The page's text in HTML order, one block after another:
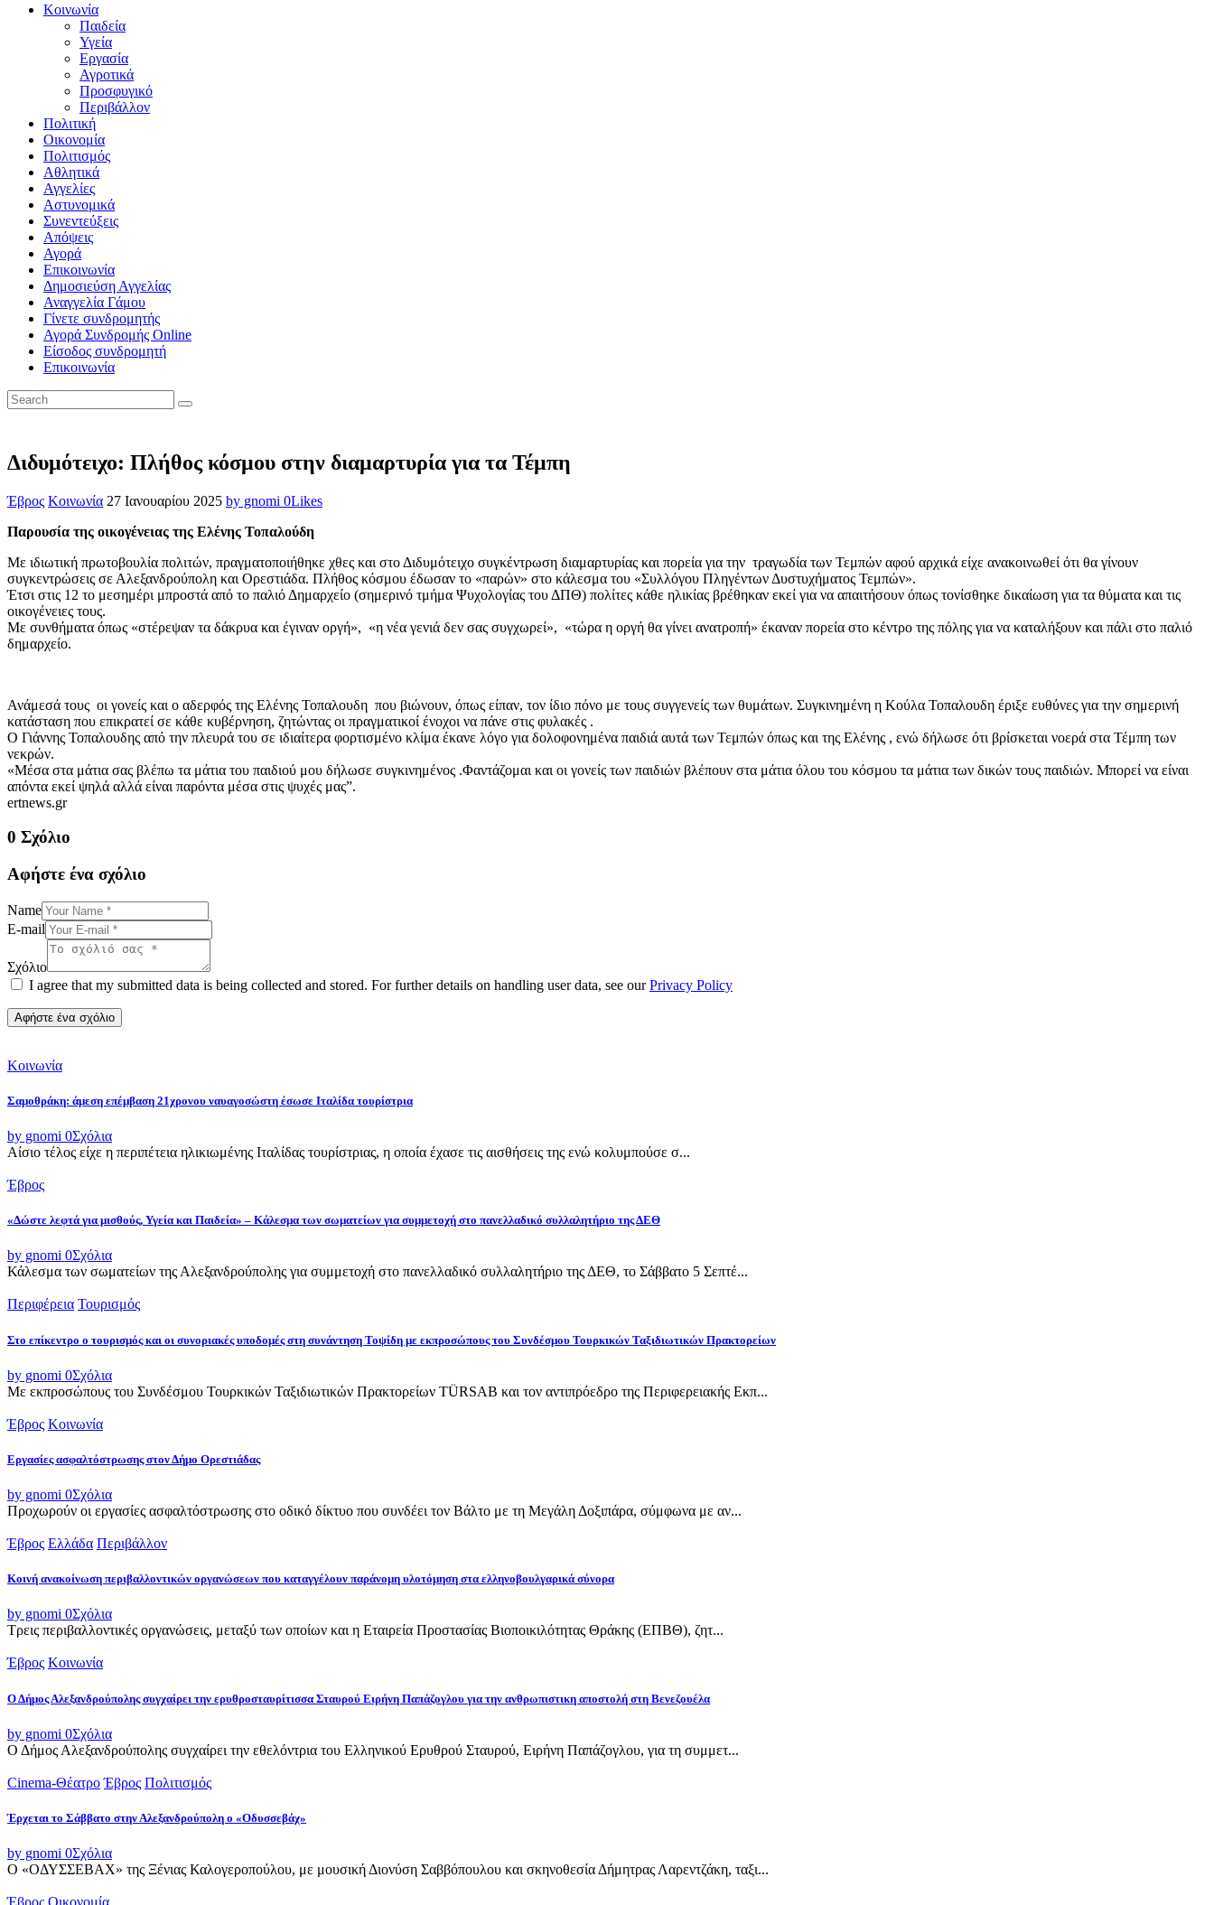
Κοινωνία
Παιδεία
Υγεία
Εργασία
Αγροτικά
Προσφυγικό
Περιβάλλον
Πολιτική
Οικονομία
Πολιτισμός
Αθλητικά
Αγγελίες
Αστυνομικά
Συνεντεύξεις
Απόψεις
Αγορά
Επικοινωνία
Δημοσιεύση Αγγελίας
Αναγγελία Γάμου
Γίνετε συνδρομητής
Αγορά Συνδρομής Online
Είσοδος συνδρομητή
Επικοινωνία
Διδυμότειχο: Πλήθος κόσμου στην διαμαρτυρία για τα Τέμπη
Έβρος Κοινωνία 27 Ιανουαρίου 2025 by gnomi 0Likes
Παρουσία της οικογένειας της Ελένης Τοπαλούδη
Με ιδιωτική πρωτοβουλία πολιτών, πραγματοποιήθηκε χθες και στο Διδυμότειχο συγκέντρωση διαμαρτυρίας και πορεία για την τραγωδία των Τεμπών αφού αρχικά είχε ανακοινωθεί ότι θα γίνουν
συγκεντρώσεις σε Αλεξανδρούπολη και Ορεστιάδα. Πλήθος κόσμου έδωσαν το «παρών» στο κάλεσμα του «Συλλόγου Πληγέντων Δυστυχήματος Τεμπών».
Έτσι στις 12 το μεσημέρι μπροστά από το παλιό Δημαρχείο (σημερινό τμήμα Ψυχολογίας του ΔΠΘ) πολίτες κάθε ηλικίας βρέθηκαν εκεί για να απαιτήσουν όπως τονίσθηκε δικαίωση για τα θύματα και τις
οικογένειες τους.
Με συνθήματα όπως «στέρεψαν τα δάκρυα και έγιναν οργή», «η νέα γενιά δεν σας συγχωρεί», «τώρα η οργή θα γίνει ανατροπή» έκαναν πορεία στο κέντρο της πόλης για να καταλήξουν και πάλι στο παλιό
δημαρχείο.
Ανάμεσά τους οι γονείς και ο αδερφός της Ελένης Τοπαλουδη που βιώνουν, όπως είπαν, τον ίδιο πόνο με τους συγγενείς των θυμάτων. Συγκινημένη η Κούλα Τοπαλουδη έριξε ευθύνες για την σημερινή
κατάσταση που επικρατεί σε κάθε κυβέρνηση, ζητώντας οι πραγματικοί ένοχοι να πάνε στις φυλακές .
Ο Γιάννης Τοπαλουδης από την πλευρά του σε ιδιαίτερα φορτισμένο κλίμα έκανε λόγο για δολοφονημένα παιδιά αυτά των Τεμπών όπως και της Ελένης , ενώ δήλωσε ότι βρίσκεται νοερά στα Τέμπη των
νεκρών.
«Μέσα στα μάτια σας βλέπω τα μάτια του παιδιού μου δήλωσε συγκινημένος .Φαντάζομαι και οι γονείς των παιδιών βλέπουν στα μάτια όλου του κόσμου τα μάτια των δικών τους παιδιών. Μπορεί να είναι
απόντα εκεί ψηλά αλλά είναι παρόντα μέσα στις ψυχές μας”.
ertnews.gr
0 Σχόλιο
Αφήστε ένα σχόλιο
Name
E-mail
Σχόλιο
I agree that my submitted data is being collected and stored. For further details on handling user data, see ourPrivacy Policy
Κοινωνία
Σαμοθράκη: άμεση επέμβαση 21χρονου ναυαγοσώστη έσωσε Ιταλίδα τουρίστρια
by gnomi 0Σχόλια
Αίσιο τέλος είχε η περιπέτεια ηλικιωμένης Ιταλίδας τουρίστριας, η οποία έχασε τις αισθήσεις της ενώ κολυμπούσε σ...
Έβρος
«Δώστε λεφτά για μισθούς, Υγεία και Παιδεία» – Κάλεσμα των σωματείων για συμμετοχή στο πανελλαδικό συλλαλητήριο της ΔΕΘ
by gnomi 0Σχόλια
Κάλεσμα των σωματείων της Αλεξανδρούπολης για συμμετοχή στο πανελλαδικό συλλαλητήριο της ΔΕΘ, το Σάββατο 5 Σεπτέ...
Περιφέρεια Τουρισμός
Στο επίκεντρο ο τουρισμός και οι συνοριακές υποδομές στη συνάντηση Τοψίδη με εκπροσώπους του Συνδέσμου Τουρκικών Ταξιδιωτικών Πρακτορείων
by gnomi 0Σχόλια
Με εκπροσώπους του Συνδέσμου Τουρκικών Ταξιδιωτικών Πρακτορείων TÜRSAB και τον αντιπρόεδρο της Περιφερειακής Εκπ...
Έβρος Κοινωνία
Εργασίες ασφαλτόστρωσης στον Δήμο Ορεστιάδας
by gnomi 0Σχόλια
Προχωρούν οι εργασίες ασφαλτόστρωσης στο οδικό δίκτυο που συνδέει τον Βάλτο με τη Μεγάλη Δοξιπάρα, σύμφωνα με αν...
Έβρος Ελλάδα Περιβάλλον
Κοινή ανακοίνωση περιβαλλοντικών οργανώσεων που καταγγέλουν παράνομη υλοτόμηση στα ελληνοβουλγαρικά σύνορα
by gnomi 0Σχόλια
Τρεις περιβαλλοντικές οργανώσεις, μεταξύ των οποίων και η Εταιρεία Προστασίας Βιοποικιλότητας Θράκης (ΕΠΒΘ), ζητ...
Έβρος Κοινωνία
Ο Δήμος Αλεξανδρούπολης συγχαίρει την ερυθροσταυρίτισσα Σταυρού Ειρήνη Παπάζογλου για την ανθρωπιστικη αποστολή στη Βενεζουέλα
by gnomi 0Σχόλια
Ο Δήμος Αλεξανδρούπολης συγχαίρει την εθελόντρια του Ελληνικού Ερυθρού Σταυρού, Ειρήνη Παπάζογλου, για τη συμμετ...
Cinema-Θέατρο Έβρος Πολιτισμός
Έρχεται το Σάββατο στην Αλεξανδρούπολη ο «Οδυσσεβάχ»
by gnomi 0Σχόλια
Ο «ΟΔΥΣΣΕΒΑΧ» της Ξένιας Καλογεροπούλου, με μουσική Διονύση Σαββόπουλου και σκηνοθεσία Δήμητρας Λαρεντζάκη, ταξι...